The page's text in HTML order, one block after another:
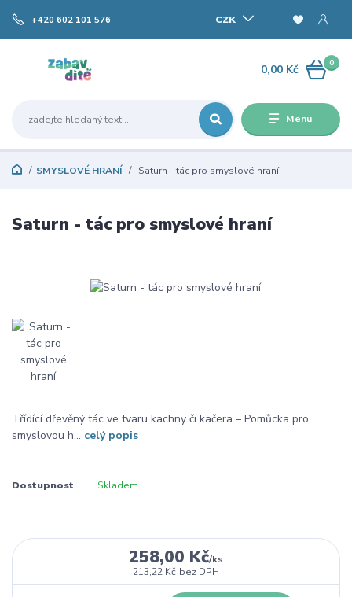
Menu
CZK
+420 602 101 576
0
0,00 Kč
SMYSLOVÉ HRANÍ Saturn - tác pro smyslové hraní
Saturn - tác pro smyslové hraní
Třídící dřevěný tác ve tvaru kachny či kačera – Pomůcka pro
smyslovou h... celý popis
Dostupnost Skladem
258,00 Kč/ks
213,22 Kč bez DPH